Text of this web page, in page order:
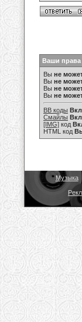
Ваши права
Вы не
Вы не
Вы не
Вы не
BB коды
Смайлы
[IMG] код
HTML код
Музыка